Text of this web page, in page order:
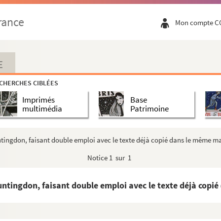
Mon compte
CIBLÉES
Imprimés
multimédia
Base
Patrimoine
faisant double emploi avec le texte déjà copié dans le
Notice 1 sur 1
des quatre autres suivantz, traitant...
edita anno gratiae 1135
supersunt
au Parlement de Normandie, composant sa b...